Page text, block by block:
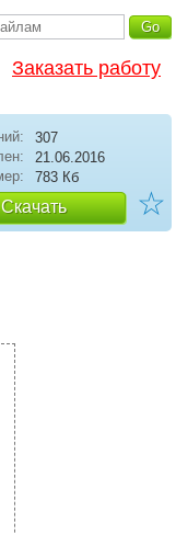
Заказать работу
307
21.06.2016
783 Кб
Скачать ☆